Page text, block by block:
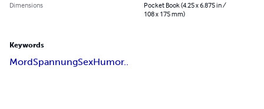
Dimensions
Pocket Book (4.25 x 6.875 in /
108 x 175 mm)
Keywords
MordSpannungSexHumor..